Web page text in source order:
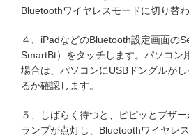
Bluetoothワイヤレスモードに切り替わ
４、iPadなどのBluetooth設定画面の
SmartBt）をタッチします。パソコン
場合は、パソコンにUSBドングルが
るか確認します。
５、しばらく待つと、ピピッとブザ
ランプが点灯し、Bluetoothワイヤレス